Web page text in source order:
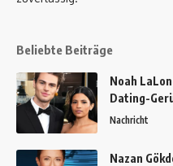
Beliebte Beiträge
Noah
Dating-
Nachricht
Nazan